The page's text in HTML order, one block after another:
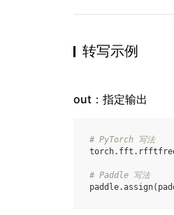
转写示例
out：指定输出
# PyTorch 写法
torch. fft .
# Paddle 写法
paddle.assign(